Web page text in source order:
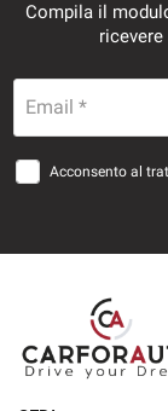
Compila il
Email *
Acconsento al